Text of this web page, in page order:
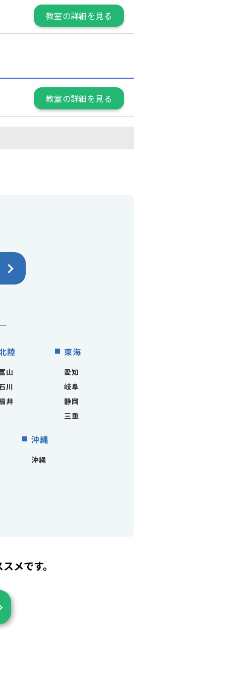
陸
山
川
井
東海
愛知
岐阜
静岡
三重
沖縄
沖縄
メです。